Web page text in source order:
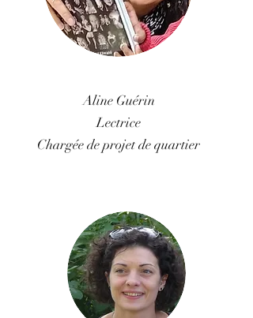
Aline Guérin
Lectrice
Chargée de projet de quartier